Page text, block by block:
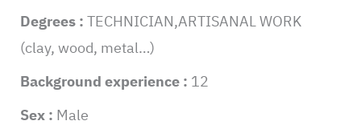
Degrees :TECHNICIAN,ARTISANAL WORK
(clay, wood, metal…)
Background experience : 12
Sex : Male